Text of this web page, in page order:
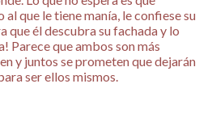
que le tiene manía, le confiese su
que él descubra su fachada y lo
Parece que ambos son más
y juntos se prometen que dejarán
ser ellos mismos.